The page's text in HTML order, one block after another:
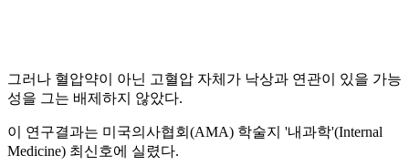
그러나 혈압약이 아닌 고혈압 자체가 낙상과 연관이 있을 가능
성을 그는 배제하지 않았다.
이 연구결과는 미국의사협회(AMA) 학술지 '내과학'(Internal
Medicine) 최신호에 실렸다.